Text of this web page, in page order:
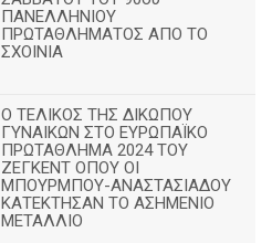
ΠΑΝΕΛΛΗΝΙΟΥ
ΠΡΩΤΑΘΛΗΜΑΤΟΣ ΑΠΟ ΤΟ
ΣΧΟΙΝΙΑ
Ο ΤΕΛΙΚΟΣ ΤΗΣ ΔΙΚΩΠΟΥ
ΓΥΝΑΙΚΩΝ ΣΤΟ ΕΥΡΩΠΑΪΚΟ
ΠΡΩΤΑΘΛΗΜΑ 2024 ΤΟΥ
ΖΕΓΚΕΝΤ ΟΠΟΥ ΟΙ
ΜΠΟΥΡΜΠΟΥ-ΑΝΑΣΤΑΣΙΑΔΟΥ
ΚΑΤΕΚΤΗΣΑΝ ΤΟ ΑΣΗΜΕΝΙΟ
ΜΕΤΑΛΛΙΟ